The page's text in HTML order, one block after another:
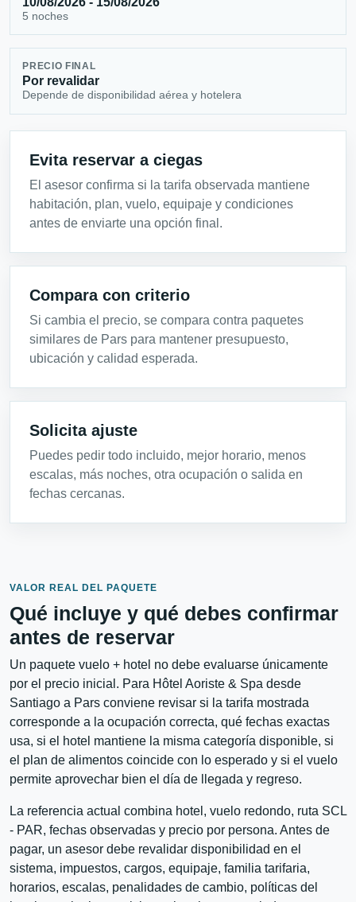
5 noches
PRECIO FINAL
Por revalidar
Depende de disponibilidad aérea y hotelera
Evita reservar a ciegas
El asesor confirma si la tarifa observada mantiene
habitación, plan, vuelo, equipaje y condiciones
antes de enviarte una opción final.
Compara con criterio
Si cambia el precio, se compara contra paquetes
similares de Pars para mantener presupuesto,
ubicación y calidad esperada.
Solicita ajuste
Puedes pedir todo incluido, mejor horario, menos
escalas, más noches, otra ocupación o salida en
fechas cercanas.
VALOR REAL DEL PAQUETE
Qué incluye y qué debes confirmar
antes de reservar
Un paquete vuelo + hotel no debe evaluarse únicamente
por el precio inicial. Para Hôtel Aoriste & Spa desde
Santiago a Pars conviene revisar si la tarifa mostrada
corresponde a la ocupación correcta, qué fechas exactas
usa, si el hotel mantiene la misma categoría disponible, si
el plan de alimentos coincide con lo esperado y si el vuelo
permite aprovechar bien el día de llegada y regreso.
La referencia actual combina hotel, vuelo redondo, ruta SCL
- PAR, fechas observadas y precio por persona. Antes de
pagar, un asesor debe revalidar disponibilidad en el
sistema, impuestos, cargos, equipaje, familia tarifaria,
horarios, escalas, penalidades de cambio, políticas del